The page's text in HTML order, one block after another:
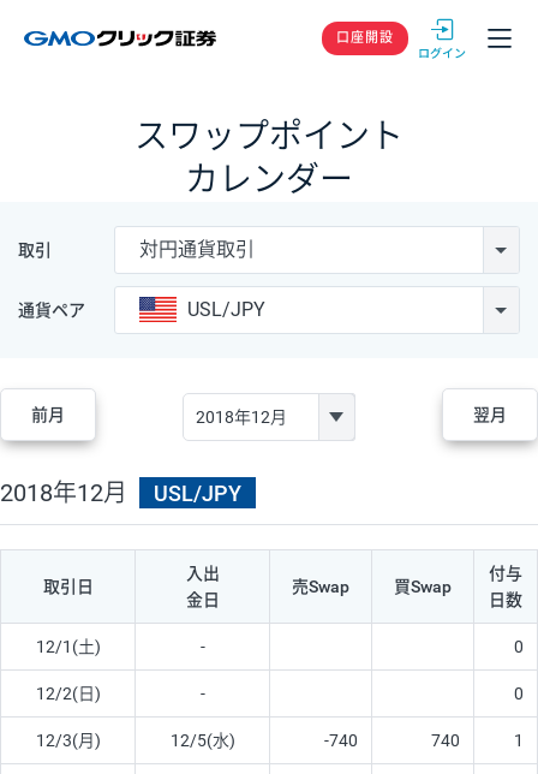
GMOクリック
口座開設
スワップポイント
カレンダー
取引 対円通貨取引
通貨ペア USL/JPY
前月 翌月
2018年12月 USL/JPY
取引日
入出
金日
売Swap 買Swap
付与
日数
12/1(土) - 0
12/2(日) - 0
12/3(月) 12/5(水) -740 740 1